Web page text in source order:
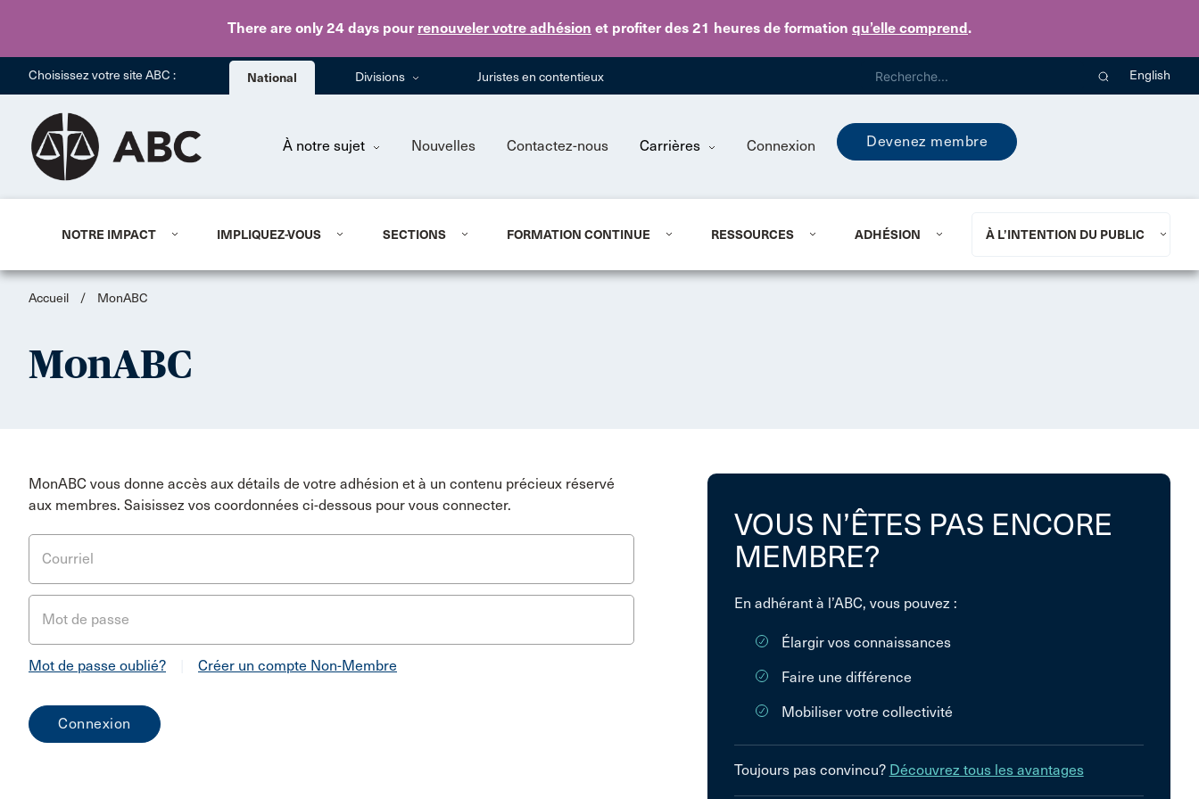
There are only 24 days pour renouveler votre adhésion et profiter des 21 heures de formation qu’elle comprend.
Skip to main content
Choisissez votre site ABC : National Divisions Juristes en contentieux English
À notre sujet Nouvelles Contactez-nous Carrières Connexion Devenez membre
NOTRE IMPACT IMPLIQUEZ-VOUS SECTIONS FORMATION CONTINUE RESSOURCES ADHÉSION À L’INTENTION DU PUBLIC
Accueil / MonABC
MonABC
MonABC vous donne accès aux détails de votre adhésion et à un contenu précieux réservé
aux membres. Saisissez vos coordonnées ci-dessous pour vous connecter.
Courriel
Mot de passe
Mot de passe oublié? Créer un compte Non-Membre
VOUS N’ÊTES PAS ENCORE
MEMBRE?
En adhérant à l’ABC, vous pouvez :
Élargir vos connaissances
Faire une différence
Mobiliser votre collectivité
Toujours pas convincu? Découvrez tous les avantages